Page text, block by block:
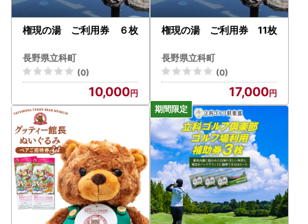
権現の湯 ご利用券 ６枚
長野県立科町
(0)
10,000
権現の湯 ご利用券 11枚
長野県立科町
(0)
17,000